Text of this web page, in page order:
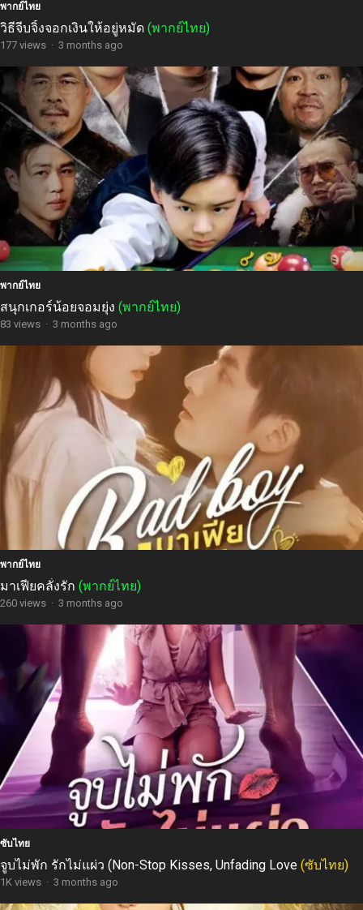
พากย์ไทย
วิธีจีบจิ้งจอกเงินให้อยู่หมัด (พากย์ไทย)
177 views · 3 months ago
พากย์ไทย
สนุกเกอร์น้อยจอมยุ่ง (พากย์ไทย)
83 views · 3 months ago
พากย์ไทย
มาเฟียคลั่งรัก (พากย์ไทย)
260 views · 3 months ago
ซับไทย
จูบไม่พัก รักไม่แผ่ว (Non-Stop Kisses, Unfading Love (ซับไทย)
1K views · 3 months ago